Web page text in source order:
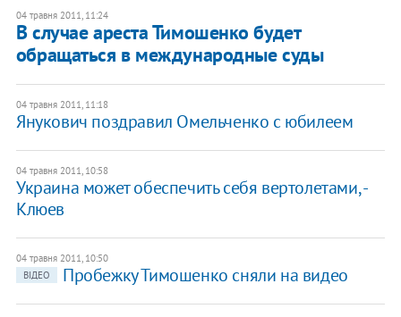
04 травня 2011, 11:24
В случае ареста Тимошенко будет
обращаться в международные суды
04 травня 2011, 11:18
​Янукович поздравил Омельченко с юбилеем
04 травня 2011, 10:58
Украина может обеспечить себя вертолетами, -
Клюев
04 травня 2011, 10:50
ВІДЕО
Пробежку Тимошенко сняли на видео